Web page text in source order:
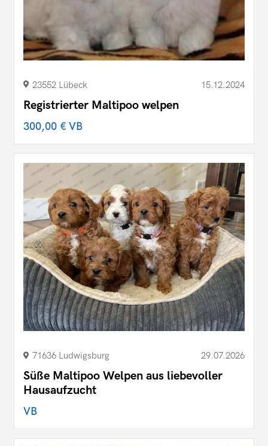
23552 Lübeck 15.12.2024
Registrierter Maltipoo welpen
300,00 €VB
71636 Ludwigsburg 29.07.2026
Süße Maltipoo Welpen aus liebevoller
Hausaufzucht
VB